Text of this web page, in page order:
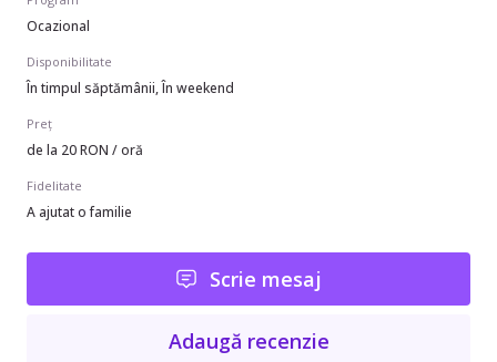
Ocazional
Disponibilitate
În timpul săptămânii, În weekend
Preț
de la 20 RON / oră
Fidelitate
A ajutat o familie
Scrie mesaj
Adaugă recenzie